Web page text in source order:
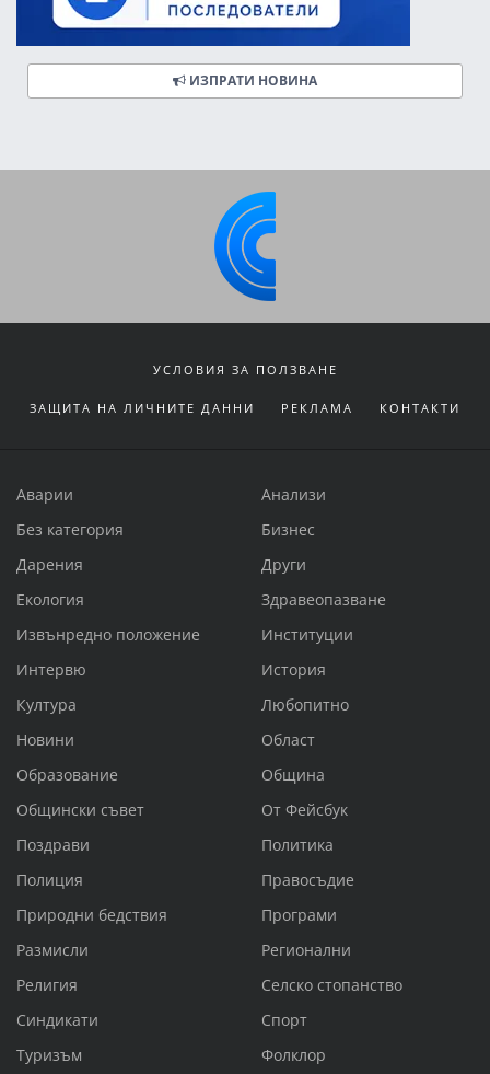
ИЗПРАТИ НОВИНА
УСЛОВИЯ ЗА ПОЛЗВАНЕ
ЗАЩИТА НА ЛИЧНИТЕ ДАННИ РЕКЛАМА КОНТАКТИ
Аварии
Анализи
Без категория
Бизнес
Дарения
Други
Екология
Здравеопазване
Извънредно положение
Институции
Интервю
История
Култура
Любопитно
Новини
Област
Образование
Община
Общински съвет
От Фейсбук
Поздрави
Политика
Полиция
Правосъдие
Природни бедствия
Програми
Размисли
Регионални
Религия
Селско стопанство
Синдикати
Спорт
Туризъм
Фолклор